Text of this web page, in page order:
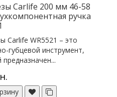
Carlife 200 мм 46-58
ручка
Carlife WR5521 – это
губцевой инструмент,